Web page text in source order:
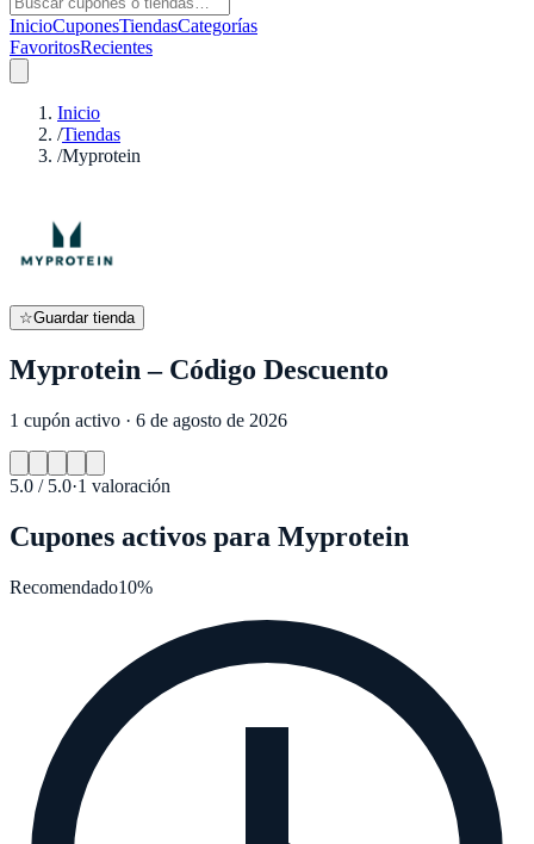
InicioCuponesTiendasCategorías
FavoritosRecientes
Inicio
/Tiendas
/Myprotein
☆Guardar tienda
Myprotein – Código Descuento
1 cupón activo · 6 de agosto de 2026
5.0 / 5.0·1 valoración
Cupones activos para Myprotein
Recomendado10%